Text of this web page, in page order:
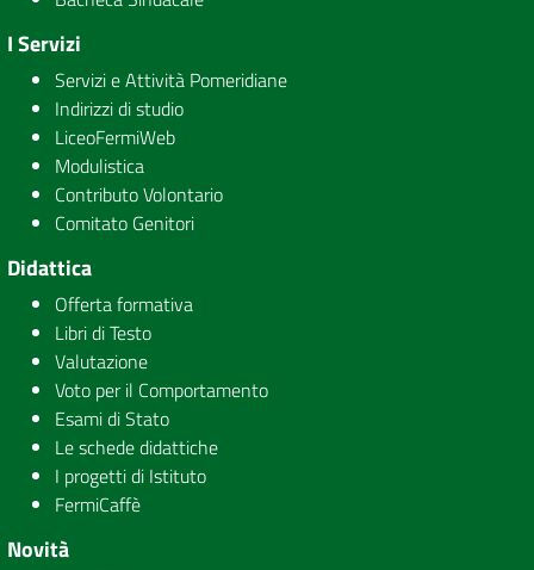
I Servizi
Servizi e Attività Pomeridiane
Indirizzi di studio
LiceoFermiWeb
Modulistica
Contributo Volontario
Comitato Genitori
Didattica
Offerta formativa
Libri di Testo
Valutazione
Voto per il Comportamento
Esami di Stato
Le schede didattiche
I progetti di Istituto
FermiCaffè
Novità